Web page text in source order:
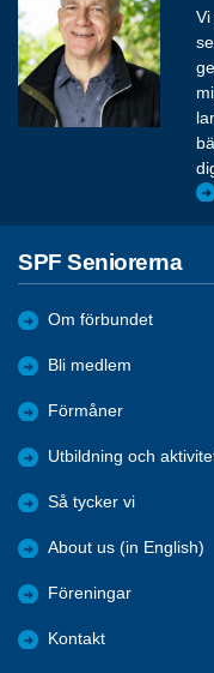
SPF Seniorerna
Om förbundet
Bli medlem
Förmåner
Utbildning och
Så tycker vi
About us (in English)
Föreningar
Kontakt